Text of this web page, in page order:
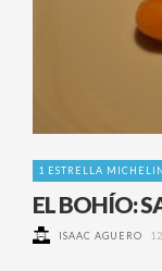
1 ESTRELLA MICHELIN
EL BOHÍO:
ISAAC AGUERO